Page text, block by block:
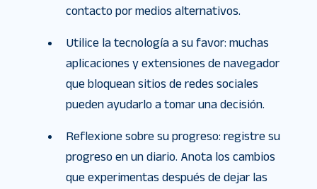
contacto por medios alternativos.
Utilice la tecnología a su favor: muchas
aplicaciones y extensiones de navegador
que bloquean sitios de redes sociales
pueden ayudarlo a tomar una decisión.
Reflexione sobre su progreso: registre su
progreso en un diario. Anota los cambios
que experimentas después de dejar las